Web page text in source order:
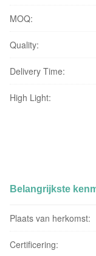
MOQ:
Quality:
Delivery Time:
High Light:
Belangrijkste
Plaats van herkomst:
Certificering: